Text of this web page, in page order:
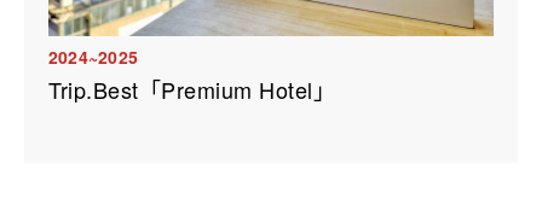
2024~2025
Trip.Best「Premium Hotel」